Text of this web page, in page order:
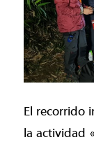
El recorrido
la actividad